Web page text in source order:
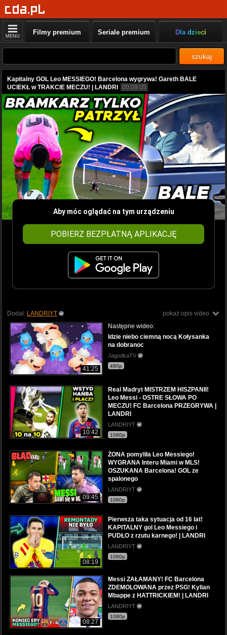
MENU Filmy premium Seriale premium Dla dzieci
szukaj
Kapitalny GOL Leo MESSIEGO! Barcelona wygrywa! Gareth BALE
UCIEKŁ w TRAKCIE MECZU! | LANDRI
00:09:05
Aby móc oglądać na tym urządzeniu
POBIERZ BEZPŁATNĄ APLIKACJĘ
pokaż opis video
Dodał: LANDRIYT
41:25
Następne wideo:
Idzie niebo ciemną nocą Kołysanka
na dobranoc
JagodkaTV
480p
10:42
Real Madryt MISTRZEM HISZPANII!
Leo Messi - OSTRE SŁOWA PO
MECZU! FC Barcelona PRZEGRYWA |
LANDRI
LANDRIYT
1080p
09:45
ŻONA pomyliła Leo Messiego!
WYGRANA Interu Miami w MLS!
OSZUKANA Barcelona! GOL ze
spalonego
LANDRIYT
1080p
08:19
Pierwsza taka sytuacja od 16 lat!
KAPITALNY gol Leo Messiego i
PUDŁO z rzutu karnego! | LANDRI
LANDRIYT
1080p
08:27
Messi ZAŁAMANY! FC Barcelona
ZDEMOLOWANA przez PSG! Kylian
Mbappe z HATTRICKIEM! | LANDRI
LANDRIYT
1080p